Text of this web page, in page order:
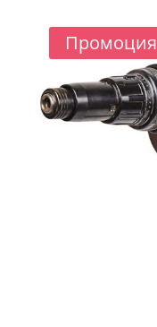
Промоция